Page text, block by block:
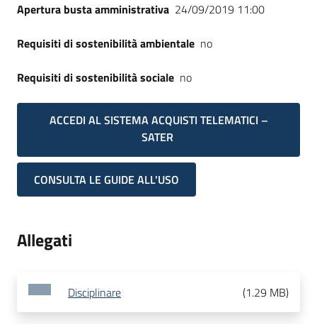
Apertura busta amministrativa 24/09/2019 11:00
Requisiti di sostenibilità ambientale no
Requisiti di sostenibilità sociale no
ACCEDI AL SISTEMA ACQUISTI TELEMATICI –
SATER
CONSULTA LE GUIDE ALL'USO
Allegati
Disciplinare (1.29 MB)